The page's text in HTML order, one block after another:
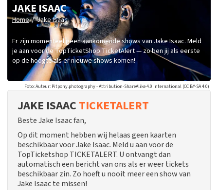
JAKE ISAAC
Home / Jake Isaac
Er zijn momenteel geen aankomende shows van Jake Isaac. Meld
je aan voor de TopTicketShop TicketAlert — zo ben jij als eerste
op de hoogte als er nieuwe shows komen!
Foto: Auteur: Pitpony.photography - Attribution-ShareAlike 4.0 International (CC BY-SA 4.0)
JAKE ISAAC TICKETALERT
Beste Jake Isaac fan,
Op dit moment hebben wij helaas geen kaarten
beschikbaar voor Jake Isaac. Meld u aan voor de
TopTicketshop TICKETALERT. U ontvangt dan
automatisch een bericht van ons als er weer tickets
beschikbaar zin. Zo hoeft u nooit meer een show van
Jake Isaac te missen!